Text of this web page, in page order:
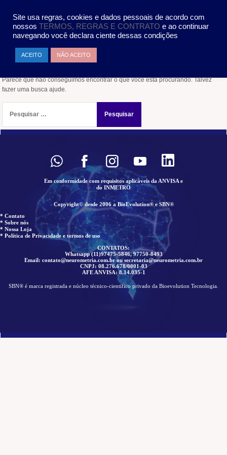
conteúdo
Nada encontrado
Parece que não conseguimos encontrar o que você está procurando. Talvez
fazer uma busca ajude.
por:
Em conformidade com requisitos aplicáveis da ANVISA e
do INMETRO
Copyright© desde 2006 a BioEvolution® e SBN®
* Contato
* Sobre nós
* Nossa Loja
* Política de Privacidade e termos de uso
CONTATOS:
Whatsapp (11)97475-5846, 97750-8493
Email: contato@neurometria.com.br ou secretaria@neurometria.com.br
CNPJ: 08.276.678/0001-03
AFE ANVISA: 8.14.035-1
SBN® é marca registrada e núcleo técnico-científico privado da Bioevolution Tecnologia.
Site usa regras, cookies e dados pessoais de acordo com
nossos TERMOS, REGRAS E CONTRATO e ao continuar
navegando você declara ciente dessas condições
ACEITO NÃO ACEITO